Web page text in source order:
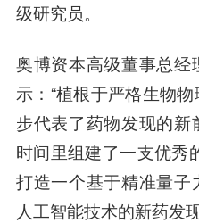
级研究员。
奥博资本高级董事总经
示： “植根于严格生物
步代表了药物发现的
时间里组建了一支优秀
打造一个基于精准量子
人工智能技术的新药发